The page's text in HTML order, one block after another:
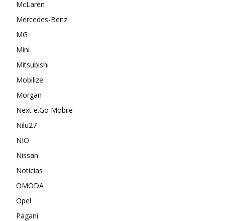
McLaren
Mercedes-Benz
MG
Mini
Mitsubishi
Mobilize
Morgan
Next e.Go Mobile
Nilu27
NIO
Nissan
Noticias
OMODA
Opel
Pagani